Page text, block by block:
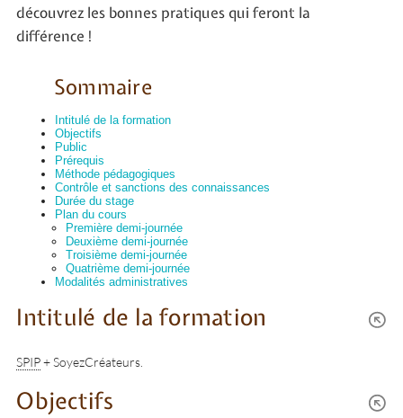
découvrez les bonnes pratiques qui feront la
différence !
Sommaire
Intitulé de la formation
Objectifs
Public
Prérequis
Méthode pédagogiques
Contrôle et sanctions des connaissances
Durée du stage
Plan du cours
Première demi-journée
Deuxième demi-journée
Troisième demi-journée
Quatrième demi-journée
Modalités administratives
Intitulé de la formation
SPIP+ SoyezCréateurs.
Objectifs